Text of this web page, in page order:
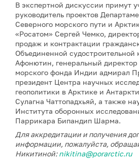
В экспертной дискуссии примут
руководитель проектов
Северного морского пути и
«Росатом» Сергей Чемко,
продаж и контрактации
Объединенной
Афонютин, генеральный
морского фонда Индии адмирал
президент Центра научных
геополитики в Арктике и
Сулагна Чаттопадхьяй, а также
Института оборонных
Паррикара Бипандип Шарма.
Для аккредитации и получения
информации, пожалуйста,
Никитиной:nikitina@porarctic.ru